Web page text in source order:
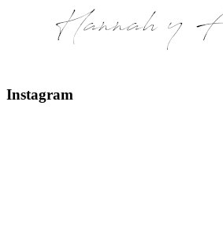
Instagram